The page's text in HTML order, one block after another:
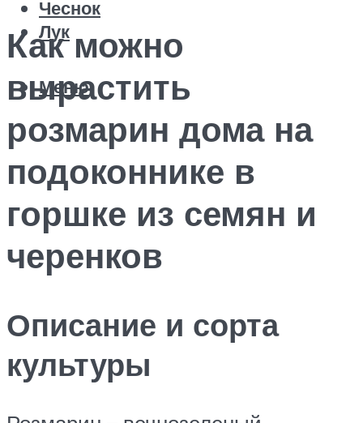
Чеснок
Лук
Меню
Как можно
вырастить
розмарин дома на
подоконнике в
горшке из семян и
черенков
Описание и сорта
культуры